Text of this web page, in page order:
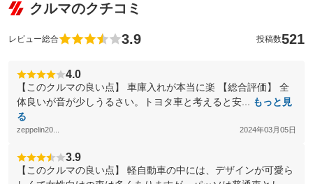
クルマのクチコミ
レビュー総合 3.9 投稿数521
4.0
【このクルマの良い点】 車庫入れが本当に楽 【総合評価】 全
体良いが音が少しうるさい。トヨタ車と考えると安...
もっと見
る
zeppelin20... 2024年03月05日
3.9
【このクルマの良い点】 軽自動車の中には、デザインが可愛ら